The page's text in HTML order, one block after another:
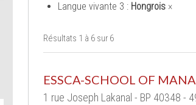
Langue vivante 3 : Hongrois ×
Résultats 1 à 6 sur 6
ESSCA-SCHOOL OF
1 rue Joseph Lakanal - BP 40348 -